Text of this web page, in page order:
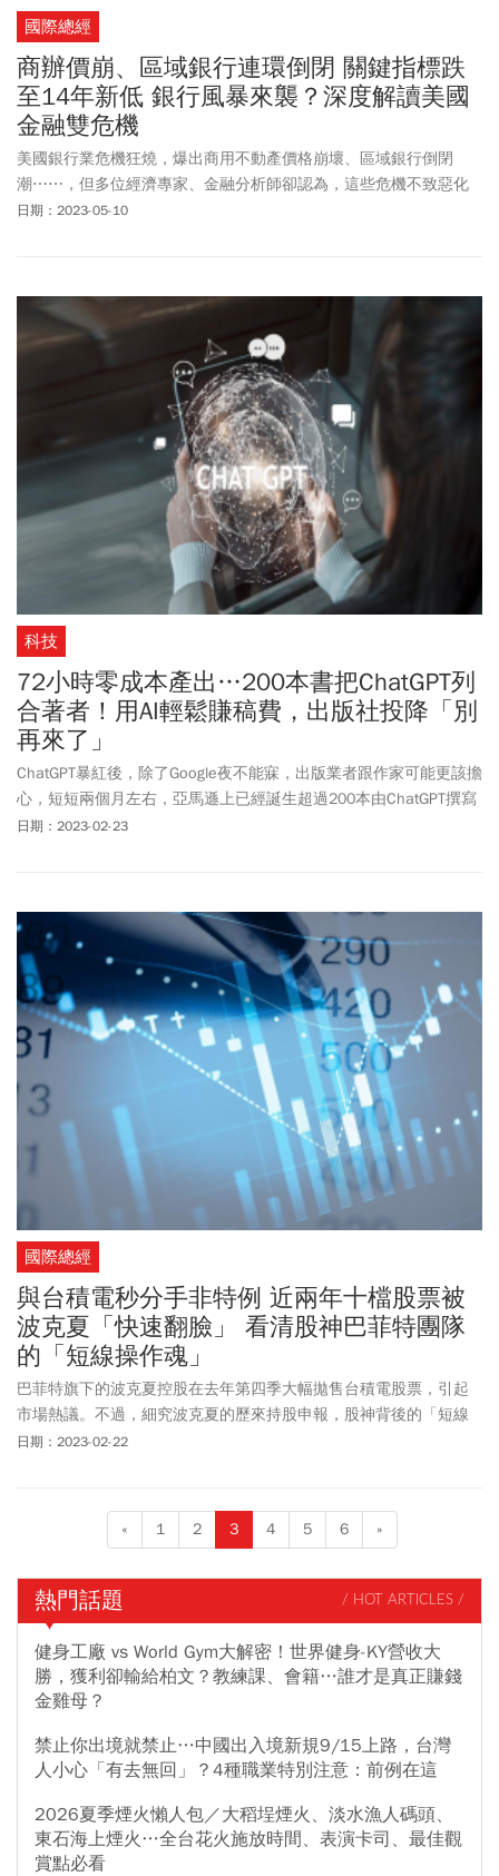
國際總經
商辦價崩、區域銀行連環倒閉 關鍵指標跌
至14年新低 銀行風暴來襲？深度解讀美國
金融雙危機
美國銀行業危機狂燒，爆出商用不動產價格崩壞、區域銀行倒閉
潮⋯⋯，但多位經濟專家、金融分析師卻認為，這些危機不致惡化
為全面的金融風暴。
日期：2023-05-10
科技
72小時零成本產出…200本書把ChatGPT列
合著者！用AI輕鬆賺稿費，出版社投降「別
再來了」
ChatGPT暴紅後，除了Google夜不能寐，出版業者跟作家可能更該擔
心，短短兩個月左右，亞馬遜上已經誕生超過200本由ChatGPT撰寫
的書籍。
日期：2023-02-23
國際總經
與台積電秒分手非特例 近兩年十檔股票被
波克夏「快速翻臉」 看清股神巴菲特團隊
的「短線操作魂」
巴菲特旗下的波克夏控股在去年第四季大幅拋售台積電股票，引起
市場熱議。不過，細究波克夏的歷來持股申報，股神背後的「短線
操作魂」，近年不時現形。
日期：2023-02-22
« 1 2 3 4 5 6 »
熱門話題 / HOT ARTICLES /
健身工廠 vs World Gym大解密！世界健身-KY營收大
勝，獲利卻輸給柏文？教練課、會籍…誰才是真正賺錢
金雞母？
禁止你出境就禁止…中國出入境新規9/15上路，台灣
人小心「有去無回」？4種職業特別注意：前例在這
2026夏季煙火懶人包／大稻埕煙火、淡水漁人碼頭、
東石海上煙火…全台花火施放時間、表演卡司、最佳觀
賞點必看